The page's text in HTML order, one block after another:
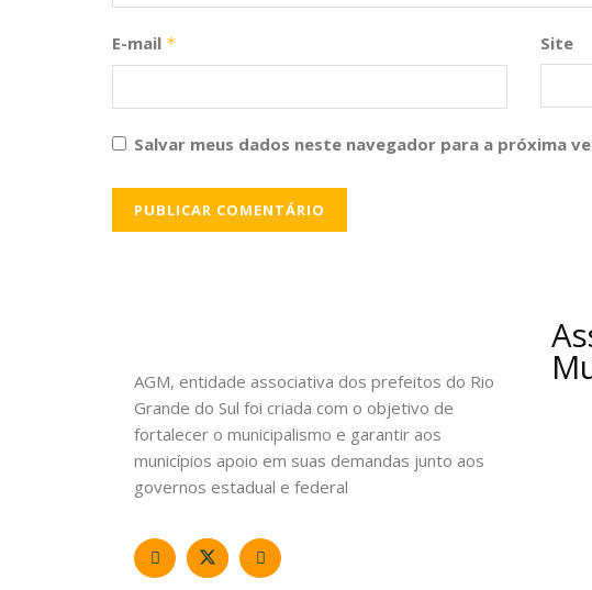
E-mail * Site
Salvar meus dados neste navegador para a próxima
AGM, entidade associativa dos prefeitos do Rio
Grande do Sul foi criada com o objetivo de
fortalecer o municipalismo e garantir aos
municípios apoio em suas demandas junto aos
governos estadual e federal